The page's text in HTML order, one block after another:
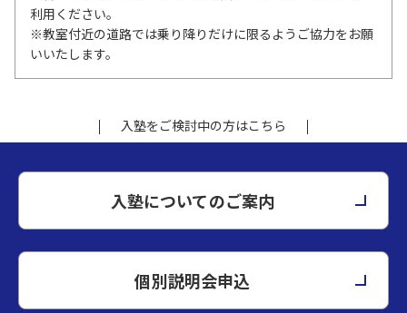
利用ください。
※教室付近の道路では乗り降りだけに限るようご協力をお願
いいたします。
入塾をご検討中の方はこちら
入塾についてのご案内
個別説明会申込